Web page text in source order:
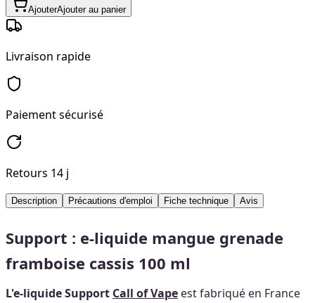
AjouterAjouter au panier
Livraison rapide
Paiement sécurisé
Retours 14 j
Description Précautions d'emploi Fiche technique Avis
Support : e-liquide mangue grenade
framboise cassis 100 ml
L'e-liquide Support Call of Vape est fabriqué en France